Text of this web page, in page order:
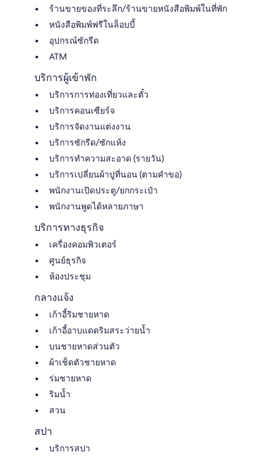
ร้านขายของที่ระลึก/ร้านขายหนังสือพิมพ์ในที่พัก
หนังสือพิมพ์ฟรีในล็อบบี้
อุปกรณ์ซักรีด
ATM
บริการผู้เข้าพัก
บริการการท่องเที่ยวและตั๋ว
บริการคอนเซียร์จ
บริการจัดงานแต่งงาน
บริการซักรีด/ซักแห้ง
บริการทำความสะอาด (รายวัน)
บริการเปลี่ยนผ้าปูที่นอน (ตามคำขอ)
พนักงานเปิดประตู/ยกกระเป๋า
พนักงานพูดได้หลายภาษา
บริการทางธุรกิจ
เครื่องคอมพิวเตอร์
ศูนย์ธุรกิจ
ห้องประชุม
กลางแจ้ง
เก้าอี้ริมชายหาด
เก้าอี้อาบแดดริมสระว่ายน้ำ
บนชายหาดส่วนตัว
ผ้าเช็ดตัวชายหาด
ร่มชายหาด
ริมน้ำ
สวน
สปา
บริการสปา